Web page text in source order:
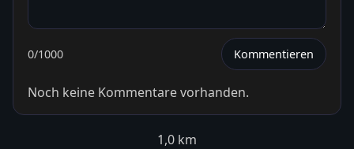
0/1000 Kommentieren
Noch keine Kommentare vorhanden.
1,0 km